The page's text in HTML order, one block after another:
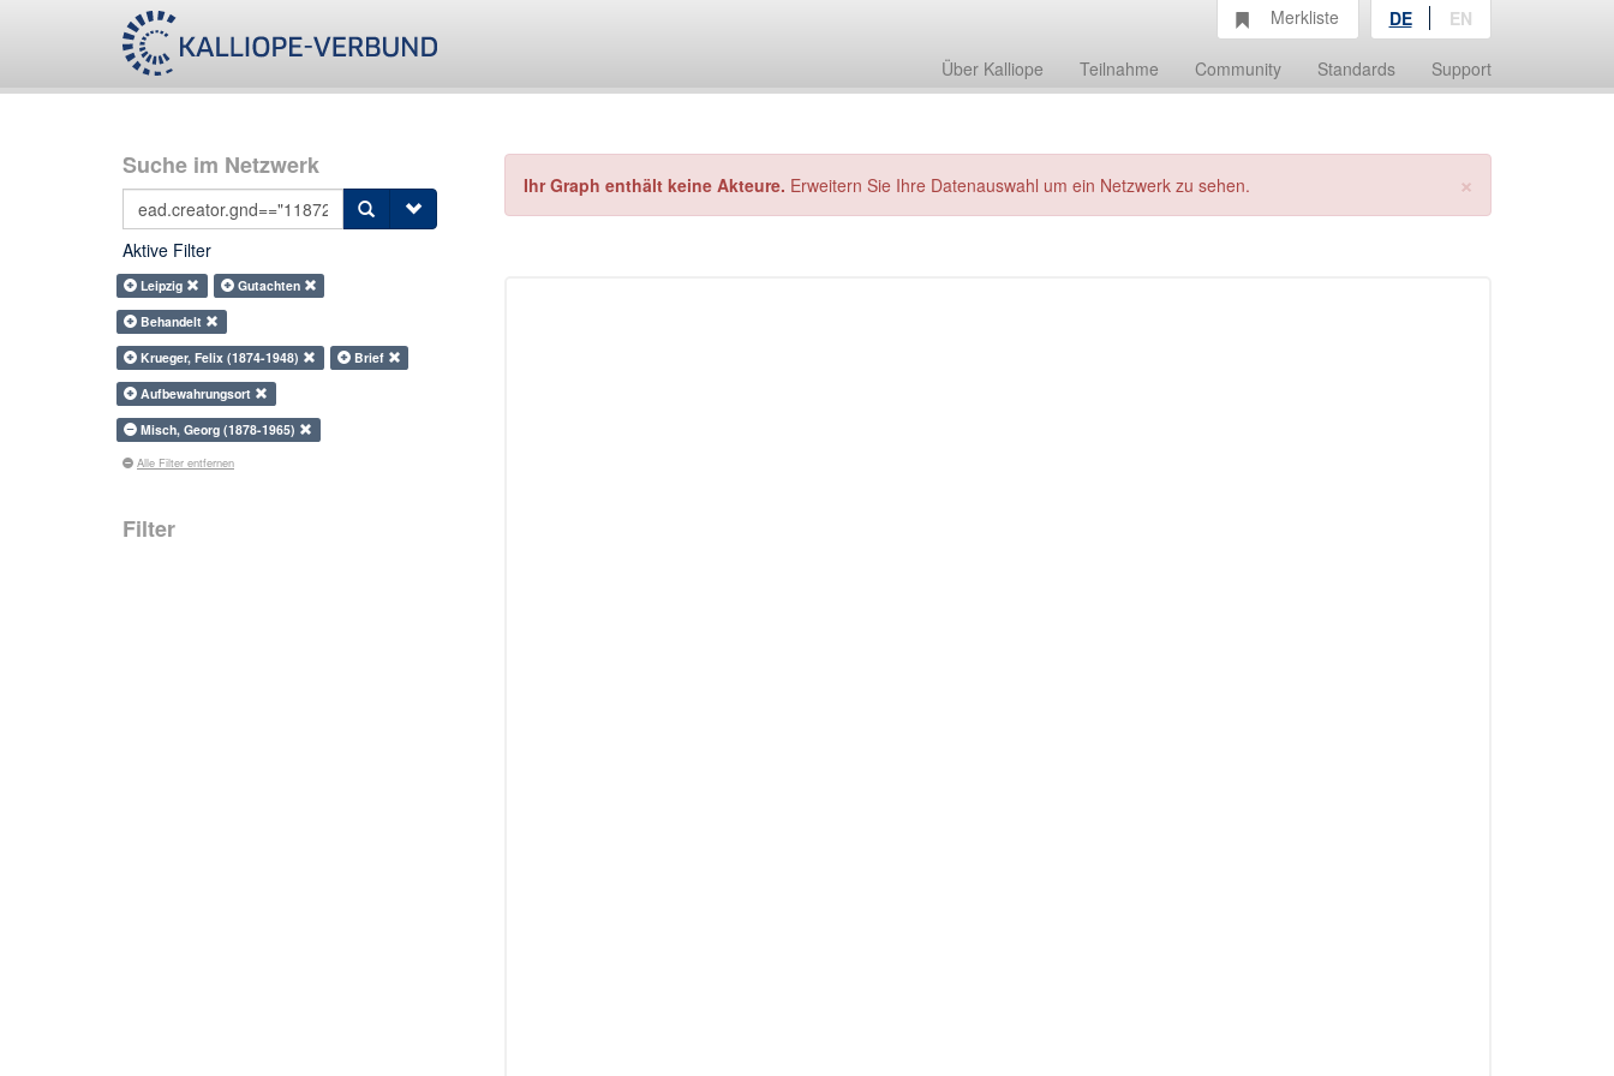
Über Kalliope Teilnahme Community Standards Support
Merkliste DE EN
Suche im Netzwerk
Aktive Filter
Leipzig
Gutachten
Behandelt
Krueger, Felix (1874-1948)
Brief
Aufbewahrungsort
Misch, Georg (1878-1965)
Alle Filter entfernen
Filter
×
Ihr Graph enthält keine Akteure. Erweitern Sie Ihre Datenauswahl um ein Netzwerk zu sehen.